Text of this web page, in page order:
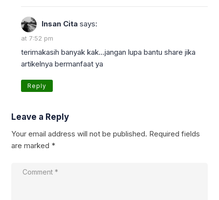
Insan Cita says:
at 7:52 pm
terimakasih banyak kak…jangan lupa bantu share jika
artikelnya bermanfaat ya
Reply
Leave a Reply
Your email address will not be published. Required fields
are marked *